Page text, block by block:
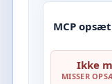
MCP
Ikke
MISSER